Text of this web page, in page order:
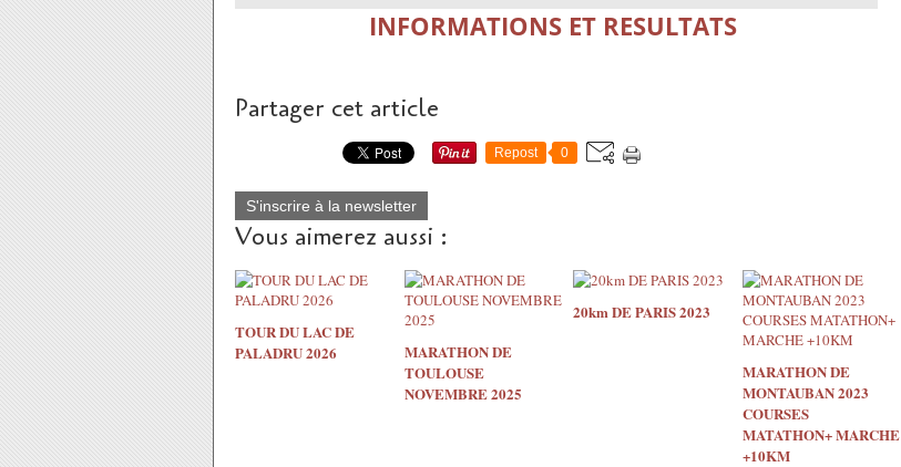
INFORMATIONS ET RESULTATS
Partager cet article
Repost 0
S'inscrire à la newsletter
Vous aimerez aussi :
TOUR DU LAC DE
PALADRU 2026
MARATHON DE
TOULOUSE
NOVEMBRE 2025
20km DE PARIS 2023
MARATHON DE
MONTAUBAN 2023
COURSES
MATATHON+ MARCHE
+10KM